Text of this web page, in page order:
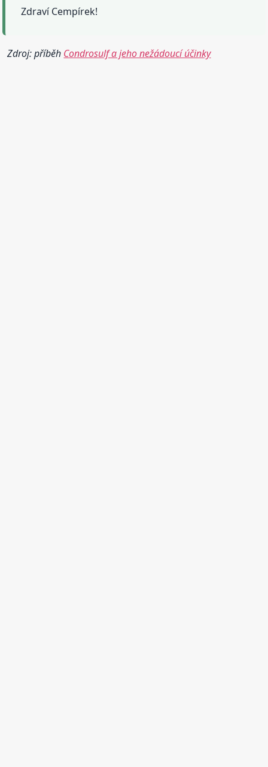
Zdraví Cempírek!
Zdroj: příběh Condrosulf a jeho nežádoucí účinky